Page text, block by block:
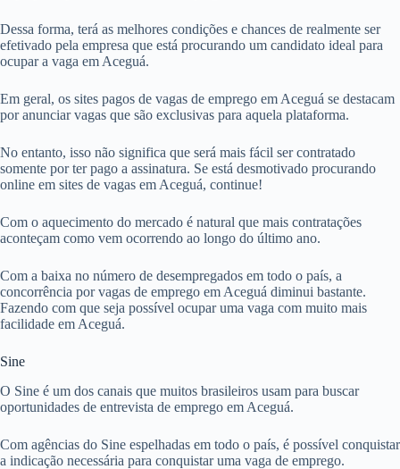
Dessa forma, terá as melhores condições e chances de realmente ser
efetivado pela empresa que está procurando um candidato ideal para
ocupar a vaga em Aceguá.
Em geral, os sites pagos de vagas de emprego em Aceguá se destacam
por anunciar vagas que são exclusivas para aquela plataforma.
No entanto, isso não significa que será mais fácil ser contratado
somente por ter pago a assinatura. Se está desmotivado procurando
online em sites de vagas em Aceguá, continue!
Com o aquecimento do mercado é natural que mais contratações
aconteçam como vem ocorrendo ao longo do último ano.
Com a baixa no número de desempregados em todo o país, a
concorrência por vagas de emprego em Aceguá diminui bastante.
Fazendo com que seja possível ocupar uma vaga com muito mais
facilidade em Aceguá.
Sine
O Sine é um dos canais que muitos brasileiros usam para buscar
oportunidades de entrevista de emprego em Aceguá.
Com agências do Sine espelhadas em todo o país, é possível conquistar
a indicação necessária para conquistar uma vaga de emprego.